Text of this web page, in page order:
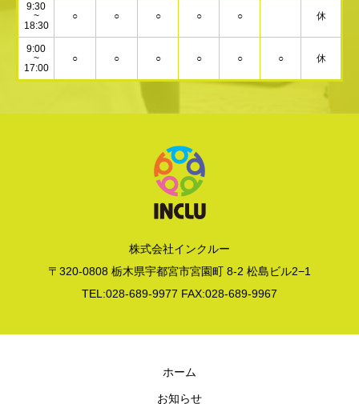
9:30
~
18:30
○ ○ ○ ○ ○ 休
9:00
~
17:00
○ ○ ○ ○ ○ ○ 休
株式会社インクルー
〒320-0808 栃木県宇都宮市宮園町 8-2 松島ビル2−1
TEL:028-689-9977 FAX:028-689-9967
ホーム
お知らせ